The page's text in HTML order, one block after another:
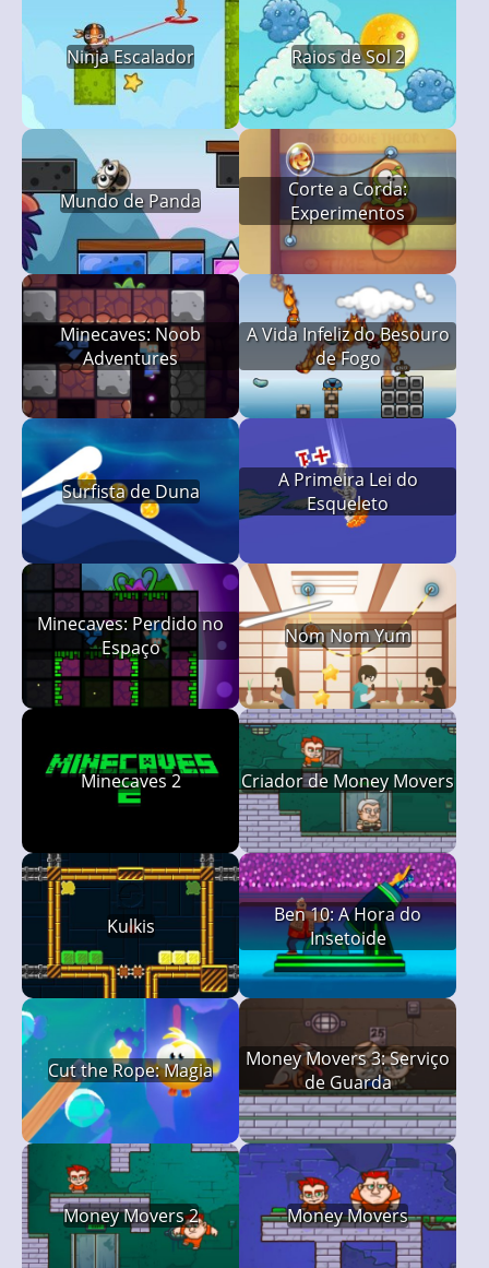
Ninja Escalador Raios de Sol 2
Mundo de Panda
Corte a Corda:
Experimentos
Minecaves: Noob
Adventures
A Vida Infeliz do Besouro
de Fogo
Surfista de Duna
A Primeira Lei do
Esqueleto
Minecaves: Perdido no
Espaço
Nom Nom Yum
Minecaves 2 Criador de Money Movers
Kulkis
Ben 10: A Hora do
Insetoide
Cut the Rope: Magia
Money Movers 3: Serviço
de Guarda
Money Movers 2 Money Movers